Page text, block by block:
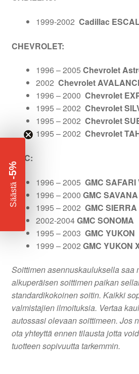
1999-2002 Cadillac
CHEVROLET:
1996 – 2005 Chevrolet
2002 Chevrolet
1996 – 2000 Chevrolet
1995 – 2002 Chevrolet
1995 – 2002 Chevrolet
1995 – 2002 Chevrolet
GMC:
1996 – 2005 GMC SAFARI
1996 – 2000 GMC SAVANA
1995 – 2002 GMC SIERRA
2002-2004GMC SONOMA
1995 – 2003 GMC YUKON
1999 – 2002 GMC YUKON
Soittimen asennuskauluksella saa
alkuperäisen soittimen paikan
standardikokoinen soitin. Kaikki
valmistajien ilmoituksia. Vertaa
autossasi olevaan soittimeen. Jos
ota yhteyttä ennen tilausta jotta
tuotteen sopivuutta tarkemmin.
Säästä
-5%